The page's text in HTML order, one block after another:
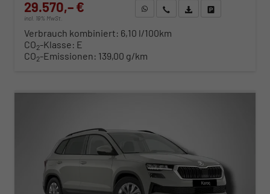
29.570,– €
incl. 19% MwSt.
WhatsApp anfragen
Wir rufen Sie anFahrzeugexposé (PDF)
Verbrauch kombiniert: 6,10 l/100km
CO2-Klasse: E
CO2-Emissionen: 139,00 g/km